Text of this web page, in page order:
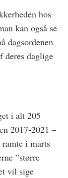
hos
kan også se
dagsordenen
deres daglige
i alt 205
2017-2021 –
i marts
”større
vil sige